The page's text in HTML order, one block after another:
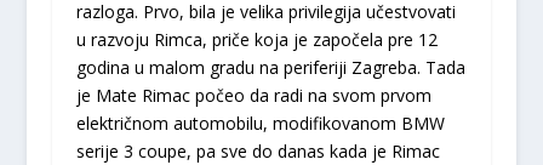
razloga. Prvo, bila je velika privilegija učestvovati
u razvoju Rimca, priče koja je započela pre 12
godina u malom gradu na periferiji Zagreba. Tada
je Mate Rimac počeo da radi na svom prvom
električnom automobilu, modifikovanom BMW
serije 3 coupe, pa sve do danas kada je Rimac